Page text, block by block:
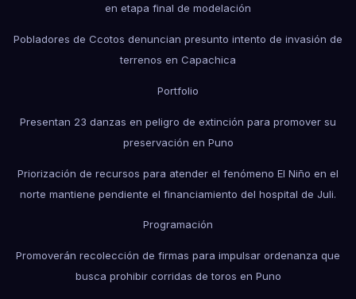
en etapa final de modelación
Pobladores de Ccotos denuncian presunto intento de invasión de
terrenos en Capachica
Portfolio
Presentan 23 danzas en peligro de extinción para promover su
preservación en Puno
Priorización de recursos para atender el fenómeno El Niño en el
norte mantiene pendiente el financiamiento del hospital de Juli.
Programación
Promoverán recolección de firmas para impulsar ordenanza que
busca prohibir corridas de toros en Puno